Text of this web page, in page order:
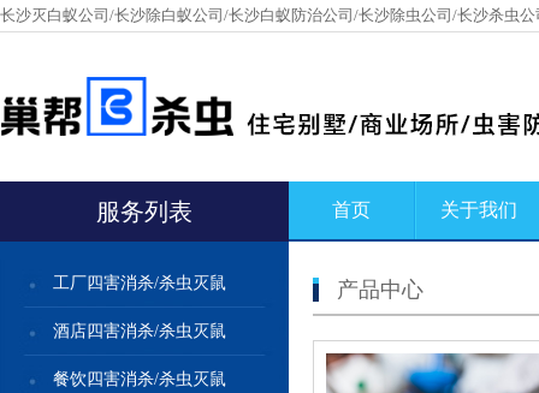
长沙灭白蚁公司/长沙除白蚁公司/长沙白蚁防治公司/长沙除虫公司/长沙杀虫
服务列表 首页 关于我们
工厂四害消杀/杀虫灭鼠
酒店四害消杀/杀虫灭鼠
餐饮四害消杀/杀虫灭鼠
产品中心